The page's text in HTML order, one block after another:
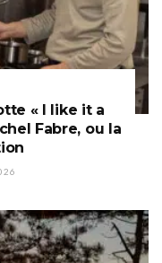
« I like it a
Fabre, ou la